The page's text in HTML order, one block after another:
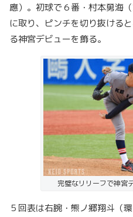
應）。初球で６番・村本勇海
に取り、ピンチを切り抜ける
る神宮デビューを飾る。
完璧なリリーフで神宮
５回表は右腕・熊ノ郷翔斗（